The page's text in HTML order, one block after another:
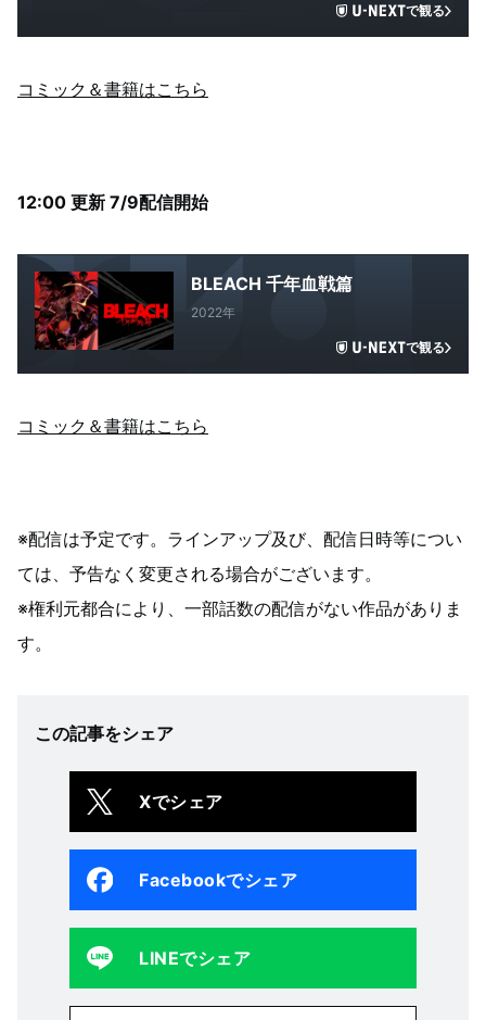
で観る
コミック＆書籍はこちら
12:00 更新 7/9配信開始
BLEACH 千年血戦篇
2022年
で観る
コミック＆書籍はこちら
※配信は予定です。ラインアップ及び、配信日時等につい
ては、予告なく変更される場合がございます。
※権利元都合により、一部話数の配信がない作品がありま
す。
この記事をシェア
Xでシェア
Facebookでシェア
LINEでシェア